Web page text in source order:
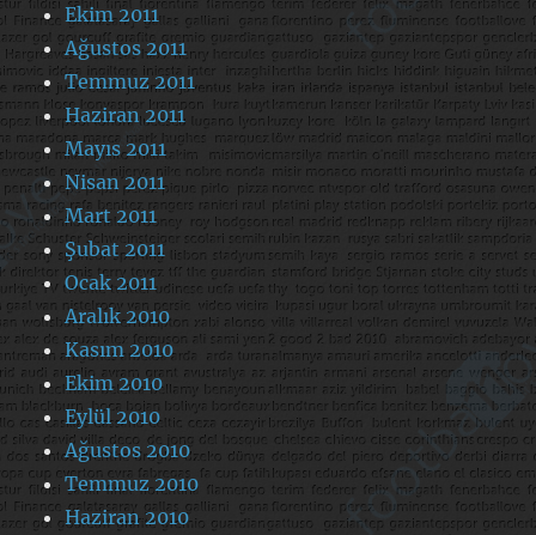
Ekim 2011
Ağustos 2011
Temmuz 2011
Haziran 2011
Mayıs 2011
Nisan 2011
Mart 2011
Şubat 2011
Ocak 2011
Aralık 2010
Kasım 2010
Ekim 2010
Eylül 2010
Ağustos 2010
Temmuz 2010
Haziran 2010